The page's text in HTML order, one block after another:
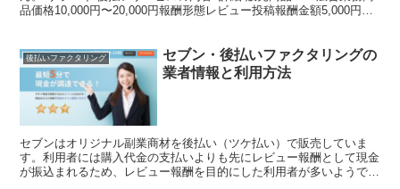
品価格10,000円〜20,000円報酬形態レビュー投稿報酬金額5,000円〜
後払いファクタリング
セブン・後払いファクタリングの
業者情報と利用方法
セブンはオリジナル副業商材を後払い（ツケ払い）で販売していま
す。利用者には購入代金の支払いよりも先にレビュー報酬として現金
が振込まれるため、レビュー報酬を目的にした利用者が多いようで